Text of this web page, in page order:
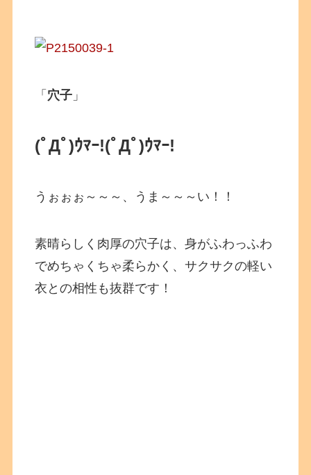
「 穴子 」
(ﾟДﾟ)ｳﾏｰ!(ﾟДﾟ)ｳﾏｰ!
うぉぉぉ～～～、うま～～～い！！
素晴らしく肉厚の穴子は、身がふわっふわ
でめちゃくちゃ柔らかく、サクサクの軽い
衣との相性も抜群です！